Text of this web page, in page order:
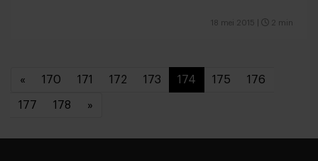
18 mei 2015 2 min
« 170 171 172 173 174 175 176
177 178 »